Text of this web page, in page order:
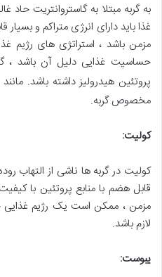
به گربه مبتلا به گاستروانتریت حاد
غذا باید دارای انرژی متراکم و
مزمن باشد ، استراتژی های رژیم
حساسیت غذایی دلیل آن باشد ،
پروتئین هیدرولیز داشته باشد.
مخصوص گربه.
کولیت:
کولیت در گربه ها ناشی از التهاب
قابل هضم با منابع پروتئین با
مزمن ، ممکن است یک رژیم غذایی
لازم باشد.
یبوست: